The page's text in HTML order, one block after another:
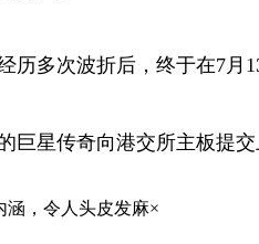
次波折后，终于在7月
星传奇向港交所主板提交
涵，令人头皮发麻×